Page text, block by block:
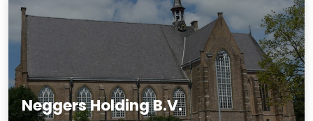
Neggers Holding B.V.